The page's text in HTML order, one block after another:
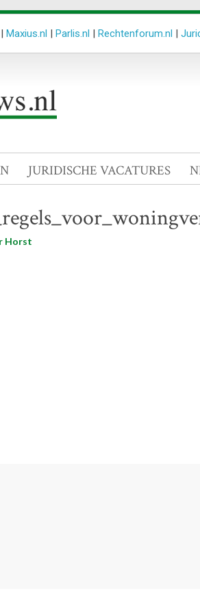
| Maxius.nl | Parlis.nl | Rechtenforum.nl |
JURIDISCHE VACATURES
Horst